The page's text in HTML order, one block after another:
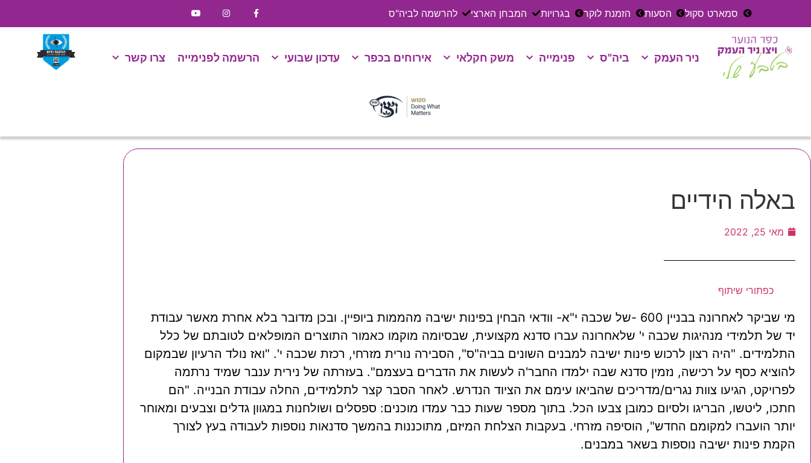
סמארט סקול הסעות הזמנת לוקר בגרויות המבחן הארצי להרשמה לביה"ס
ניר העמק ביה"ס פנימייה משק חקלאי אירוחים בכפר עדכון שבועי הרשמה לפנימייה צרו קשר
באלה הידיים
מאי 25, 2022
כפתורי שיתוף
מי שביקר לאחרונה בבניין 600 -של שכבה י"א- וודאי הבחין בפינות ישיבה מהממות ביופיין. ובכן מדובר בלא אחרת מאשר עבודת
יד של תלמידי מנהיגות שכבה י' שלאחרונה עברו סדנא מקצועית, שבסיומה מוקמו כאמור התוצרים המופלאים לטובתם של כלל
התלמידים. "היה רצון לרכוש פינות ישיבה למבנים השונים בביה"ס", הסבירה נורית מזרחי, רכזת שכבה י'. "ואז נולד הרעיון שבמקום
להוציא כסף על רכישה, נזמין סדנא שבה ילמדו החבר'ה לעשות את הדברים בעצמם". בעזרתה של נירית ענבר שמיד נרתמה
לפרויקט, הגיעו צוות נגרים/מדריכים שהביאו עימם את הציוד הנדרש. לאחר הסבר קצר לתלמידים, החלה עבודת הבנייה. "הם
חתכו, ליטשו, הבריגו ולסיום כמובן צבעו הכל. בתוך מספר שעות כבר עמדו מוכנים: ספסלים ושולחנות במגוון גדלים וצבעים ומאוחר
יותר הועברו למקומם החדש", הוסיפה מזרחי. בעקבות הצלחת המיזם, מתוכננות בהמשך סדנאות נוספות לעבודה בעץ לצורך
הקמת פינות ישיבה נוספות בשאר במבנים.